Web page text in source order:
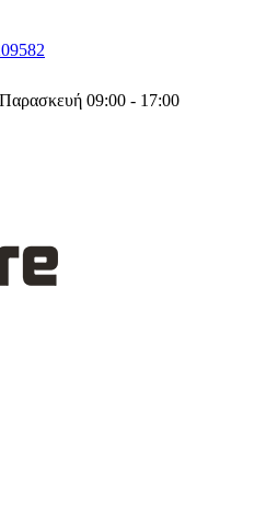
09:00 - 17:00